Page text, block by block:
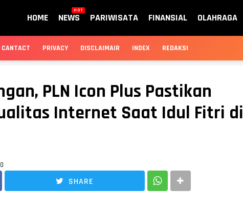
HOME NEWS
HOT
PARIWISATA FINANSIAL OLAHRAGA
CANTACT PRIVACY DISCLAIMAIR INDEX REDAKSI
PLN Icon Plus Pastikan
Internet Saat Idul Fitri di
0
SHARE